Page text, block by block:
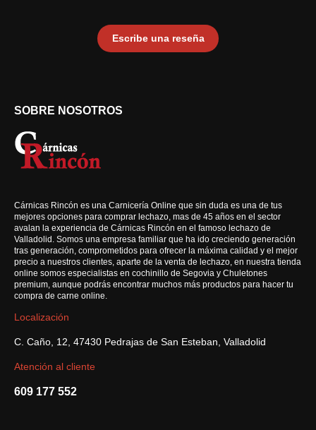
Escribe una reseña
SOBRE NOSOTROS
Cárnicas Rincón es una Carnicería Online que sin duda es una de tus
mejores opciones para comprar lechazo, mas de 45 años en el sector
avalan la experiencia de Cárnicas Rincón en el famoso lechazo de
Valladolid. Somos una empresa familiar que ha ido creciendo generación
tras generación, comprometidos para ofrecer la máxima calidad y el mejor
precio a nuestros clientes, aparte de la venta de lechazo, en nuestra tienda
online somos especialistas en cochinillo de Segovia y Chuletones
premium, aunque podrás encontrar muchos más productos para hacer tu
compra de carne online.
Localización
C. Caño, 12, 47430 Pedrajas de San Esteban, Valladolid
Atención al cliente
609 177 552